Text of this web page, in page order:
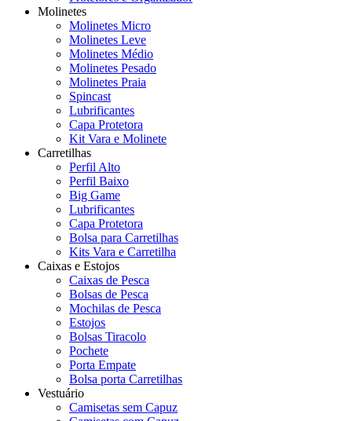
Molinetes
Molinetes Micro
Molinetes Leve
Molinetes Médio
Molinetes Pesado
Molinetes Praia
Spincast
Lubrificantes
Capa Protetora
Kit Vara e Molinete
Carretilhas
Perfil Alto
Perfil Baixo
Big Game
Lubrificantes
Capa Protetora
Bolsa para Carretilhas
Kits Vara e Carretilha
Caixas e Estojos
Caixas de Pesca
Bolsas de Pesca
Mochilas de Pesca
Estojos
Bolsas Tiracolo
Pochete
Porta Empate
Bolsa porta Carretilhas
Vestuário
Camisetas sem Capuz